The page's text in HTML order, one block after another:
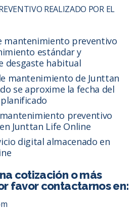
REALIZADO POR EL
mantenimiento preventivo
estándar y
desgaste habitual
mantenimiento de Junttan
se aproxime la fecha del
preventivo
Junttan Life Online
digital almacenado en
cotización o más
favor contactarnos en: